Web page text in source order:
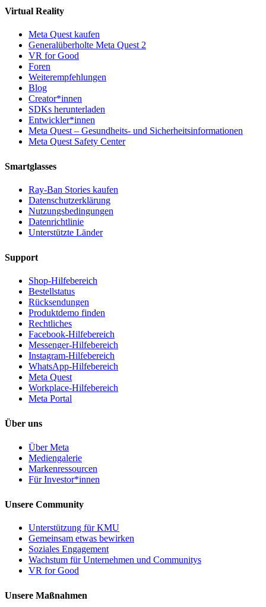
Virtual Reality
Meta Quest kaufen
Generalüberholte Meta Quest 2
VR for Good
Foren
Weiterempfehlungen
Blog
Creator*innen
SDKs herunterladen
Entwickler*innen
Meta Quest – Gesundheits- und Sicherheitsinformationen
Meta Quest Safety Center
Smartglasses
Ray-Ban Stories kaufen
Datenschutzerklärung
Nutzungsbedingungen
Datenrichtlinie
Unterstützte Länder
Support
Shop-Hilfebereich
Bestellstatus
Rücksendungen
Produktdemo finden
Rechtliches
Facebook-Hilfebereich
Messenger-Hilfebereich
Instagram-Hilfebereich
WhatsApp-Hilfebereich
Meta Quest
Workplace-Hilfebereich
Meta Portal
Über uns
Über Meta
Mediengalerie
Markenressourcen
Für Investor*innen
Unsere Community
Unterstützung für KMU
Gemeinsam etwas bewirken
Soziales Engagement
Wachstum für Unternehmen und Communitys
VR for Good
Unsere Maßnahmen